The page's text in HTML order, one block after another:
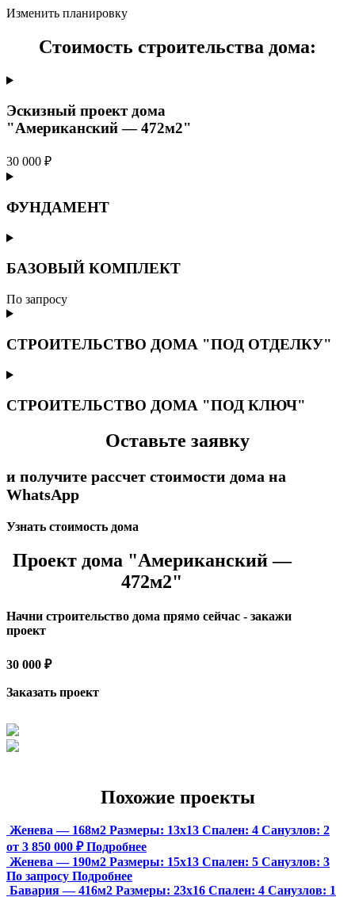
Изменить планировку
Стоимость строительства дома:
Эскизный проект дома
"Американский — 472м2"
30 000 ₽
ФУНДАМЕНТ
БАЗОВЫЙ КОМПЛЕКТ
По запросу
СТРОИТЕЛЬСТВО ДОМА "ПОД ОТДЕЛКУ"
СТРОИТЕЛЬСТВО ДОМА "ПОД КЛЮЧ"
Оставьте заявку
и получите рассчет стоимости дома на
WhatsApp
Узнать стоимость дома
Проект дома "Американский —
472м2"
Начни строительство дома прямо сейчас - закажи
проект
30 000 ₽
Заказать проект
Похожие проекты
Женева — 168м2 Размеры: 13х13 Спален: 4 Санузлов: 2
от 3 850 000 ₽ Подробнее
Женева — 190м2 Размеры: 15х13 Спален: 5 Санузлов: 3
По запросу Подробнее
Бавария — 416м2 Размеры: 23х16 Спален: 4 Санузлов: 1